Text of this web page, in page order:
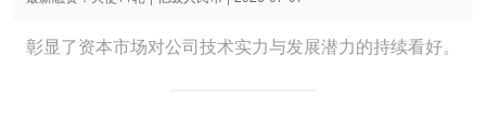
彰显了资本市场对公司技术实力与发展潜力的持续看好。